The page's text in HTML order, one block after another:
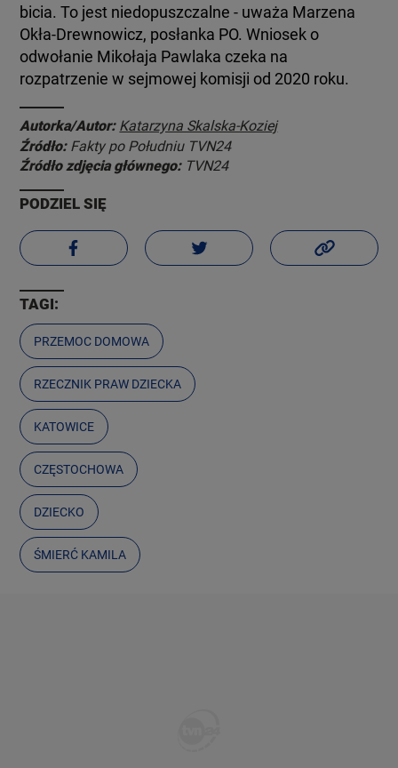
bicia. To jest niedopuszczalne - uważa Marzena
Okła-Drewnowicz, posłanka PO. Wniosek o
odwołanie Mikołaja Pawlaka czeka na
rozpatrzenie w sejmowej komisji od 2020 roku.
Autorka/Autor: Katarzyna Skalska-Koziej
Źródło: Fakty po Południu TVN24
Źródło zdjęcia głównego: TVN24
PODZIEL SIĘ
TAGI:
PRZEMOC DOMOWA
RZECZNIK PRAW DZIECKA
KATOWICE
CZĘSTOCHOWA
DZIECKO
ŚMIERĆ KAMILA